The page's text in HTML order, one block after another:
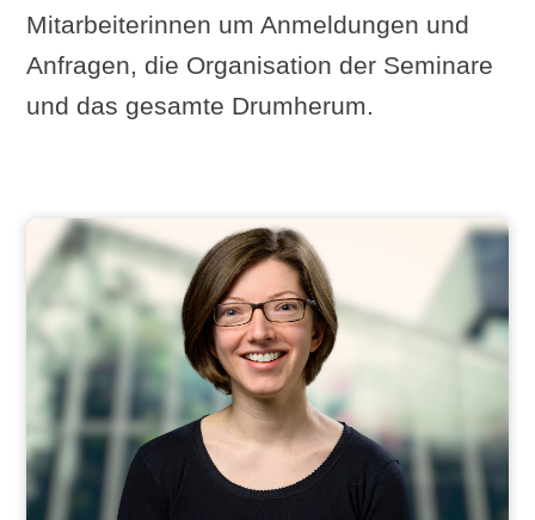
Mitarbeiterinnen um Anmeldungen und
Anfragen, die Organisation der Seminare
und das gesamte Drumherum.